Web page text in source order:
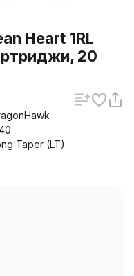
Heart 1RL
20
Taper (LT)